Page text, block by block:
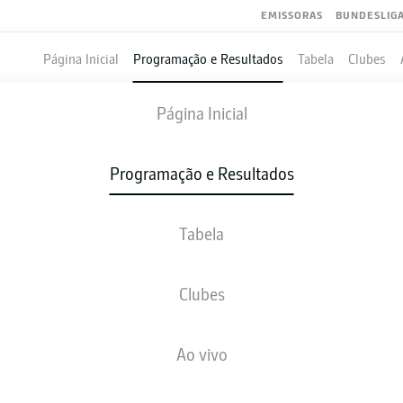
EMISSORAS
Página Inicial Programação e Resultados Tabela Clubes
Página Inicial
Programação e Resultados
Tabela
Clubes
Ao vivo
VFB STUTTGART HAMBURG
ESCALAÇÕES